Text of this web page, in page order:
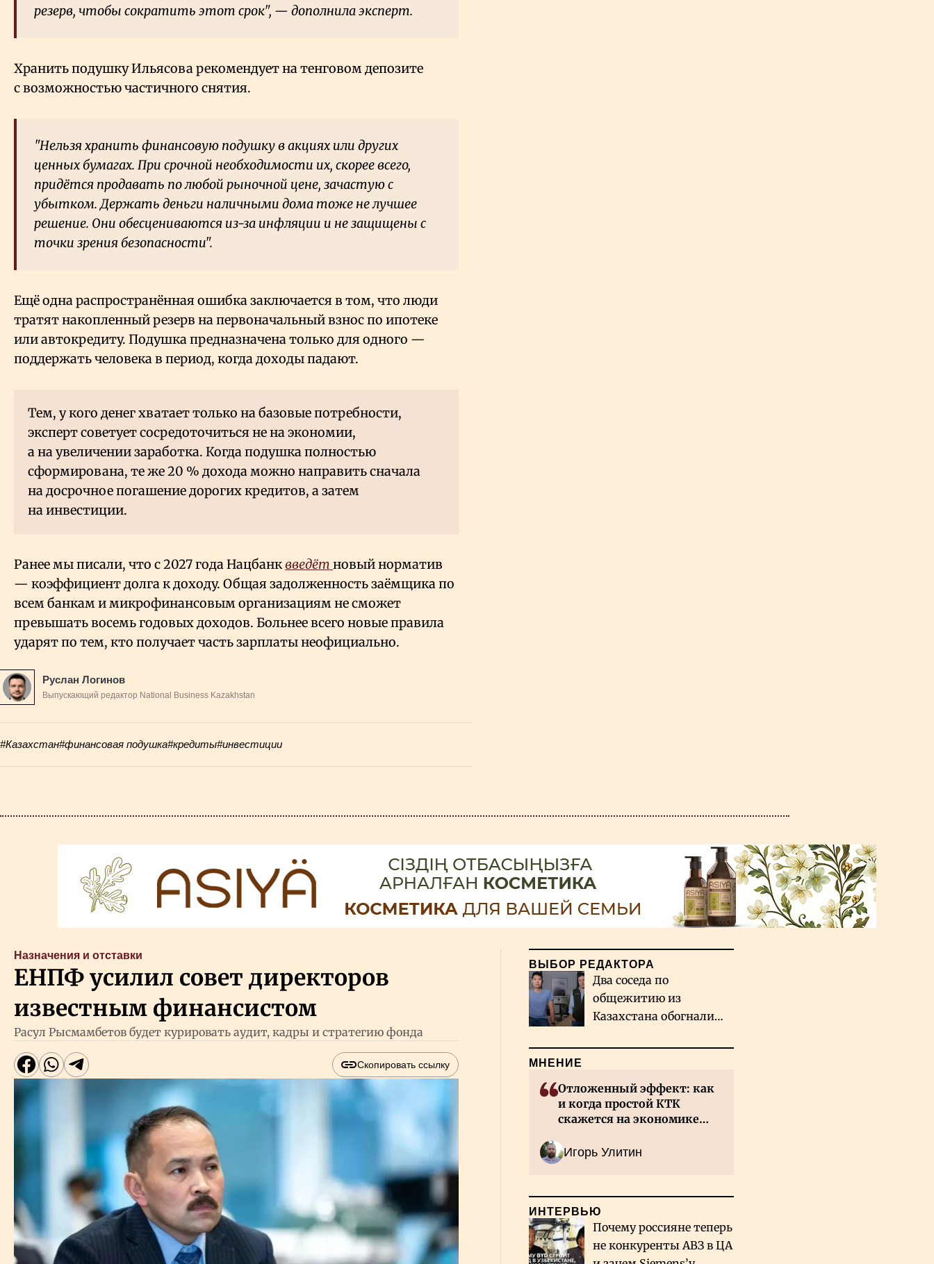
резерв, чтобы сократить этот срок", — дополнила эксперт.
Хранить подушку Ильясова рекомендует на тенговом депозите
с возможностью частичного снятия.
"Нельзя хранить финансовую подушку в акциях или других
ценных бумагах. При срочной необходимости их, скорее всего,
придётся продавать по любой рыночной цене, зачастую с
убытком. Держать деньги наличными дома тоже не лучшее
решение. Они обесцениваются из-за инфляции и не защищены с
точки зрения безопасности".
Ещё одна распространённая ошибка заключается в том, что люди
тратят накопленный резерв на первоначальный взнос по ипотеке
или автокредиту. Подушка предназначена только для одного —
поддержать человека в период, когда доходы падают.
Тем, у кого денег хватает только на базовые потребности,
эксперт советует сосредоточиться не на экономии,
а на увеличении заработка. Когда подушка полностью
сформирована, те же 20 % дохода можно направить сначала
на досрочное погашение дорогих кредитов, а затем
на инвестиции.
Ранее мы писали, что с 2027 года Нацбанквведёт новый норматив
— коэффициент долга к доходу. Общая задолженность заёмщика по
всем банкам и микрофинансовым организациям не сможет
превышать восемь годовых доходов. Больнее всего новые правила
ударят по тем, кто получает часть зарплаты неофициально.
Руслан Логинов
Выпускающий редактор National Business Kazakhstan
#Казахстан#финансовая подушка#кредиты#инвестиции
Назначения и отставки
ЕНПФ усилил совет директоров
известным финансистом
Расул Рысмамбетов будет курировать аудит, кадры и стратегию фонда
Скопировать ссылку
ВЫБОР РЕДАКТОРА
Два соседа по
общежитию из
Казахстана обогнали
МНЕНИЕ
Отложенный эффект: как
и когда простой КТК
скажется на экономике
Игорь Улитин
ИНТЕРВЬЮ
Почему россияне теперь
не конкуренты АВЗ в ЦА